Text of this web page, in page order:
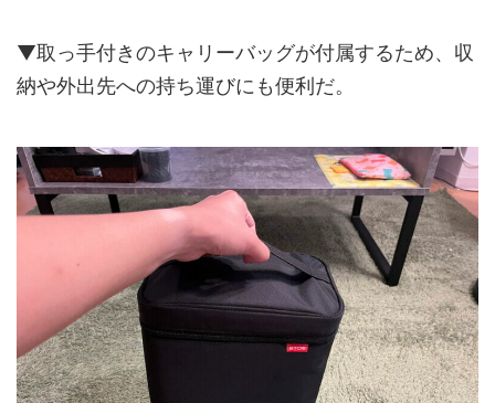
▼取っ手付きのキャリーバッグが付属するため、収
納や外出先への持ち運びにも便利だ。